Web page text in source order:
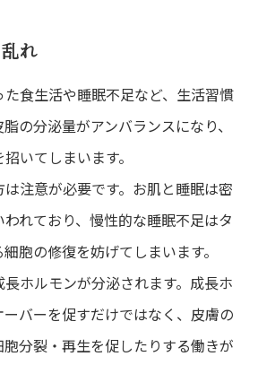
れ
食生活や睡眠不足など、生活習慣
の分泌量がアンバランスになり、
いてしまいます。
注意が必要です。お肌と睡眠は密
れており、慢性的な睡眠不足はタ
胞の修復を妨げてしまいます。
ホルモンが分泌されます。成長ホ
バーを促すだけではなく、皮膚の
分裂・再生を促したりする働きが